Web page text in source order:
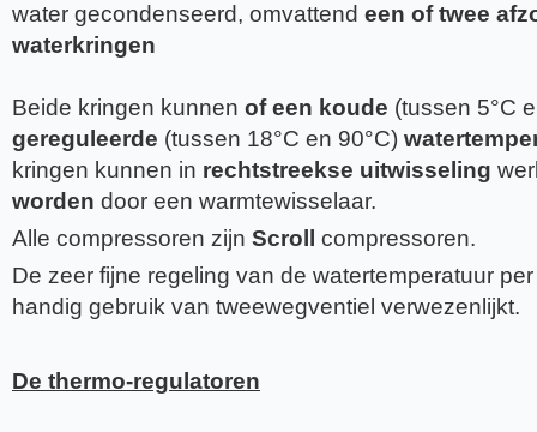
water gecondenseerd, omvattend een of twee
waterkringen
Beide kringen kunnen of een koude (tussen 5°C
gereguleerde (tussen 18°C en 90°C)
kringen kunnen in rechtstreekse uitwisseling
worden door een warmtewisselaar.
Alle compressoren zijn Scroll compressoren.
De zeer fijne regeling van de watertemperatuur
handig gebruik van tweewegventiel verwezenlijkt.
De thermo-regulatoren